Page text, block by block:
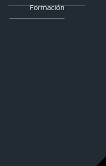
Formación